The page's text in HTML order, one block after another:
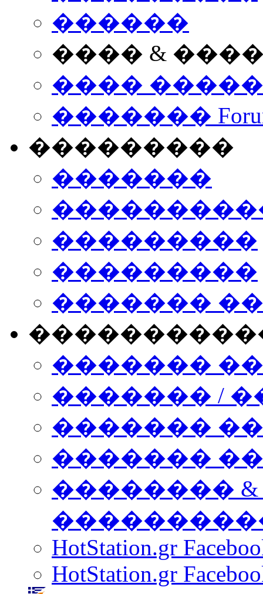
������
���� &
����
�������
���������
�������
���������
���������
�������
�������
������� /
�������
������� ���
��������
HotStation.gr
HotStation.gr